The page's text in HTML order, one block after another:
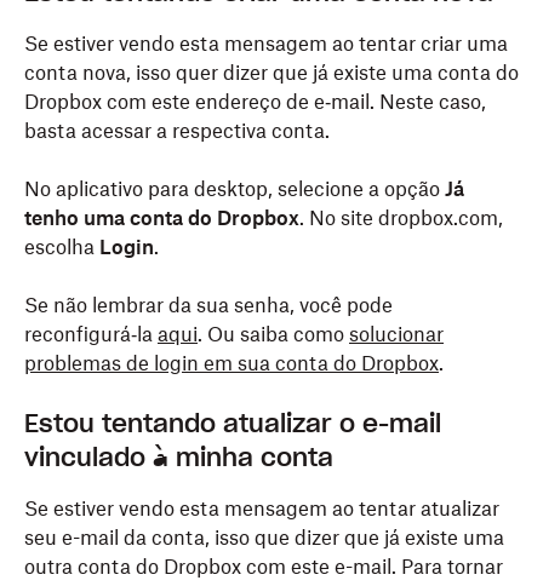
Se estiver vendo esta mensagem ao tentar criar uma
conta nova, isso quer dizer que já existe uma conta do
Dropbox com este endereço de e‑mail. Neste caso,
basta acessar a respectiva conta.
No aplicativo para desktop, selecione a opção Já
tenho uma conta do Dropbox. No site dropbox.com,
escolha Login.
Se não lembrar da sua senha, você pode
reconfigurá‑la aqui. Ou saiba como solucionar
problemas de login em sua conta do Dropbox.
Estou tentando atualizar o e-mail
vinculado à minha conta
Se estiver vendo esta mensagem ao tentar atualizar
seu e-mail da conta, isso que dizer que já existe uma
outra conta do Dropbox com este e-mail. Para tornar